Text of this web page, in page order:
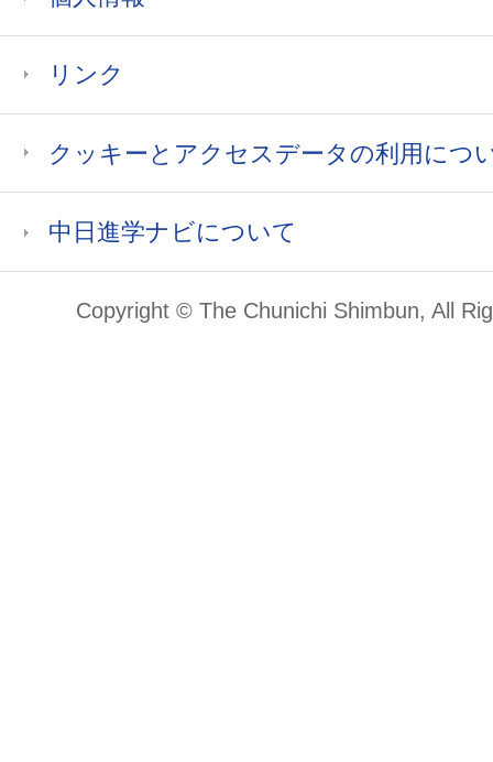
リンク
クッキーとアクセスデータの利用につ
中日進学ナビについて
Copyright © The Chunichi Shimbun, All